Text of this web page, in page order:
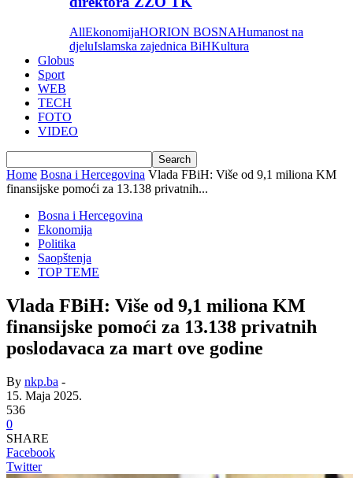
AllEkonomijaHORION BOSNAHumanost na
djeluIslamska zajednica BiHKultura
Globus
Sport
WEB
TECH
FOTO
VIDEO
Home Bosna i Hercegovina Vlada FBiH: Više od 9,1 miliona KM
finansijske pomoći za 13.138 privatnih...
Bosna i Hercegovina
Ekonomija
Politika
Saopštenja
TOP TEME
Vlada FBiH: Više od 9,1 miliona KM
finansijske pomoći za 13.138 privatnih
poslodavaca za mart ove godine
By nkp.ba -
15. Maja 2025.
536
0
SHARE
Facebook
Twitter